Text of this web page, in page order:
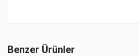
Benzer Ürünler